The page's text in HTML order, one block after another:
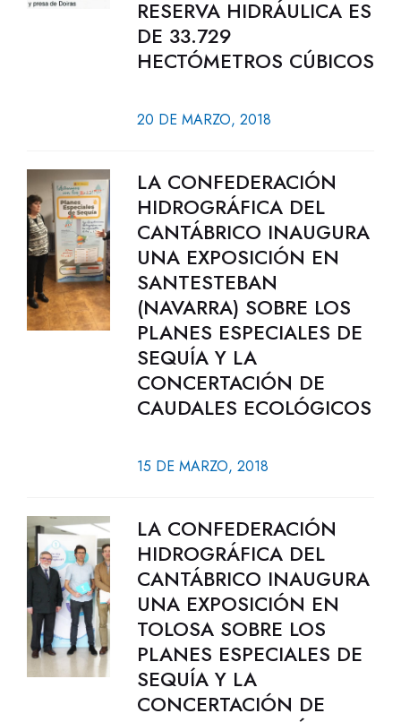
RESERVA HIDRÁULICA ES
DE 33.729
HECTÓMETROS CÚBICOS
20 DE MARZO, 2018
LA CONFEDERACIÓN
HIDROGRÁFICA DEL
CANTÁBRICO INAUGURA
UNA EXPOSICIÓN EN
SANTESTEBAN
(NAVARRA) SOBRE LOS
PLANES ESPECIALES DE
SEQUÍA Y LA
CONCERTACIÓN DE
CAUDALES ECOLÓGICOS
15 DE MARZO, 2018
LA CONFEDERACIÓN
HIDROGRÁFICA DEL
CANTÁBRICO INAUGURA
UNA EXPOSICIÓN EN
TOLOSA SOBRE LOS
PLANES ESPECIALES DE
SEQUÍA Y LA
CONCERTACIÓN DE